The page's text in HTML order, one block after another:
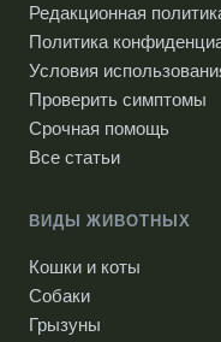
Редакционная
Политика
Условия
Проверить симптомы
Срочная помощь
Все статьи
ВИДЫ ЖИВОТНЫХ
Кошки и коты
Собаки
Грызуны